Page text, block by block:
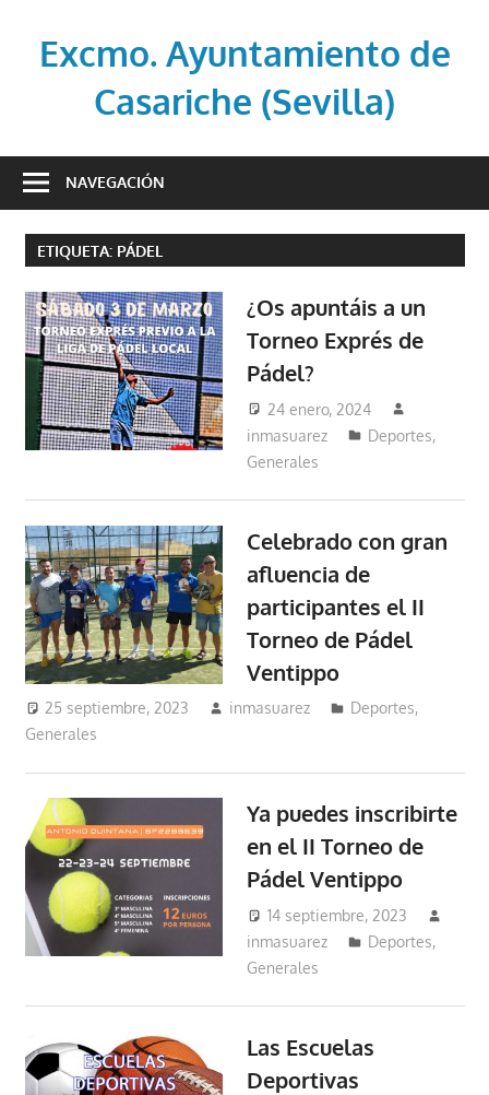
contenidoExcmo. Ayuntamiento de
Casariche (Sevilla)
oficial
Ayuntamiento
de
Casariche
(Sevilla)
NAVEGACIÓN
ETIQUETA: PÁDEL
¿Os apuntáis a un
Torneo Exprés de
Pádel?
24 enero, 2024
inmasuarez
Deportes,
Generales
Celebrado con gran
afluencia de
participantes el II
Torneo de Pádel
Ventippo
25 septiembre, 2023 inmasuarez Deportes,
Generales
Ya puedes inscribirte
en el II Torneo de
Pádel Ventippo
14 septiembre, 2023
inmasuarez
Deportes,
Generales
Las Escuelas
Deportivas